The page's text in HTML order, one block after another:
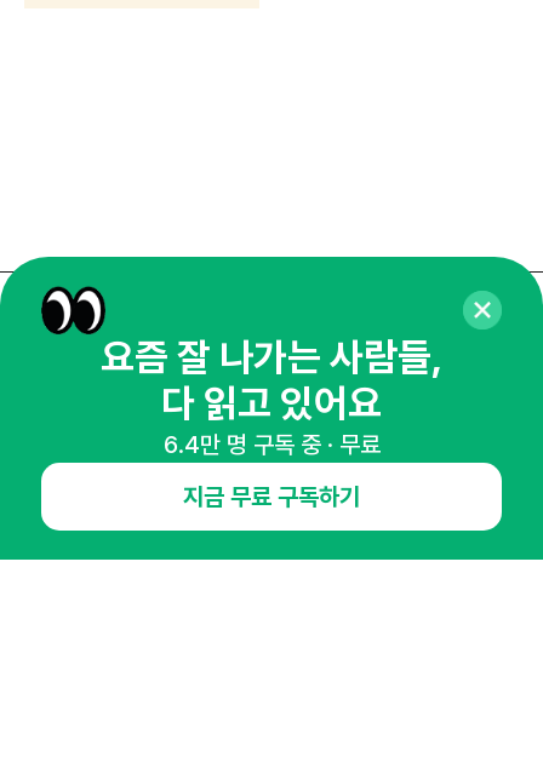
매주 화요일 아침,
마케팅 감각을 깨워 드릴게요!
65,043명의 마케터를 성장시키는 뉴스레터
요즘 잘 나가는 사람들,
다 읽고 있어요
6.4만 명 구독 중 · 무료
지금 무료 구독하기